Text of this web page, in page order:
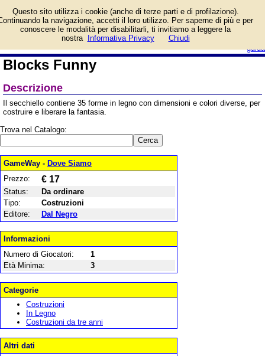
guida
Funny e prezzo di vendita.
Prodotto da Dal Negro
Blocks Funny
Descrizione
Il secchiello contiene 35 forme in legno con dimensioni e colori diverse, per
costruire e liberare la fantasia.
Trova nel Catalogo:
GameWay - Dove Siamo
Prezzo:
€ 17
Status:
Da ordinare
Tipo:
Costruzioni
Editore:
Dal Negro
Informazioni
Numero di Giocatori:
1
Età Minima:
3
Categorie
Costruzioni
In Legno
Costruzioni da tre anni
Altri dati
Questo sito utilizza i cookie (anche di terze parti e di profilazione).
la navigazione, accetti il loro utilizzo. Per saperne di più e per
conoscere le modalità per disabilitarli, ti invitiamo a leggere la
nostra
Informativa Privacy Chiudi